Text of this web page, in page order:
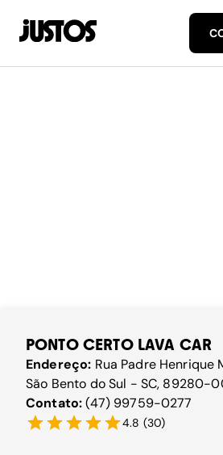
PONTO CERTO LAVA CAR
Endereço: Rua Padre Henrique
São Bento do Sul - SC, 89280-
Contato:(47) 99759-0277
4.8 (30)